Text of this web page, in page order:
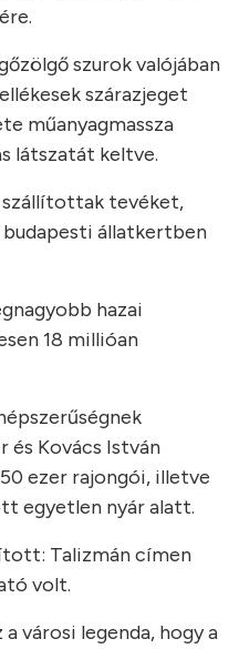
szurok valójában
szárazjeget
műanyagmassza
látszatát keltve.
tevéket,
budapesti állatkertben
hazai
18 millióan
és Kovács István
ezer rajongói, illetve
egyetlen nyár alatt.
Talizmán címen
volt.
városi legenda, hogy a